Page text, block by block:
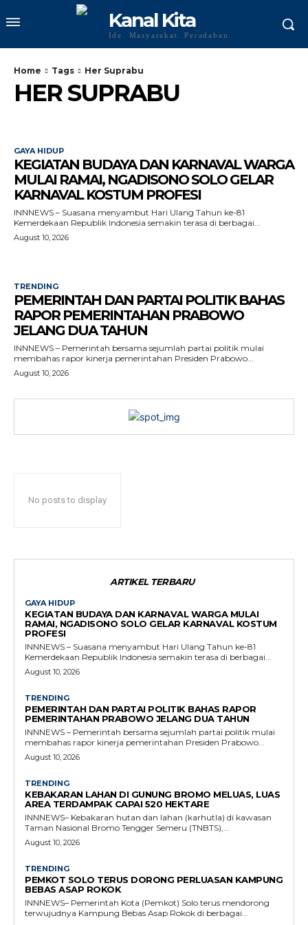
Kanal Kita
Ide. Masyarakat. Peradaban.
Home Tags Her Suprabu
HER SUPRABU
GAYA HIDUP
KEGIATAN BUDAYA DAN KARNAVAL WARGA
MULAI RAMAI, NGADISONO SOLO GELAR
KARNAVAL KOSTUM PROFESI
INNNEWS – Suasana menyambut Hari Ulang Tahun ke-81
Kemerdekaan Republik Indonesia semakin terasa di berbagai...
August 10, 2026
TRENDING
PEMERINTAH DAN PARTAI POLITIK BAHAS
RAPOR PEMERINTAHAN PRABOWO
JELANG DUA TAHUN
INNNEWS – Pemerintah bersama sejumlah partai politik mulai
membahas rapor kinerja pemerintahan Presiden Prabowo...
August 10, 2026
No posts to display
ARTIKEL TERBARU
GAYA HIDUP
KEGIATAN BUDAYA DAN KARNAVAL WARGA MULAI
RAMAI, NGADISONO SOLO GELAR KARNAVAL KOSTUM
PROFESI
INNNEWS – Suasana menyambut Hari Ulang Tahun ke-81
Kemerdekaan Republik Indonesia semakin terasa di berbagai...
August 10, 2026
TRENDING
PEMERINTAH DAN PARTAI POLITIK BAHAS RAPOR
PEMERINTAHAN PRABOWO JELANG DUA TAHUN
INNNEWS – Pemerintah bersama sejumlah partai politik mulai
membahas rapor kinerja pemerintahan Presiden Prabowo...
August 10, 2026
TRENDING
KEBAKARAN LAHAN DI GUNUNG BROMO MELUAS, LUAS
AREA TERDAMPAK CAPAI 520 HEKTARE
INNNEWS– Kebakaran hutan dan lahan (karhutla) di kawasan
Taman Nasional Bromo Tengger Semeru (TNBTS),...
August 10, 2026
TRENDING
PEMKOT SOLO TERUS DORONG PERLUASAN KAMPUNG
BEBAS ASAP ROKOK
INNNEWS– Pemerintah Kota (Pemkot) Solo terus mendorong
terwujudnya Kampung Bebas Asap Rokok di berbagai...